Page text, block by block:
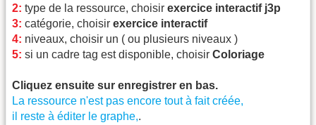
2: type de la ressource, choisir exercice interactif j3p
3: catégorie, choisir exercice interactif
4: niveaux, choisir un ( ou plusieurs niveaux )
5: si un cadre tag est disponible, choisir Coloriage
Cliquez ensuite sur enregistrer en bas.
La ressource n'est pas encore tout à fait créée,
il reste à éditer le graphe,.